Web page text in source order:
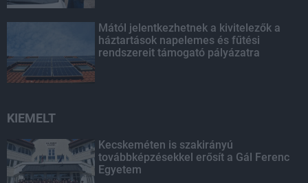
Mától jelentkezhetnek a kivitelezők a
háztartások napelemes és fűtési
rendszereit támogató pályázatra
KIEMELT
Kecskeméten is szakirányú
továbbképzésekkel erősít a Gál Ferenc
Egyetem